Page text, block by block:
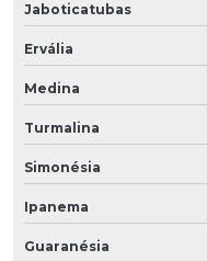
Jaboticatubas
Ervália
Medina
Turmalina
Simonésia
Ipanema
Guaranésia